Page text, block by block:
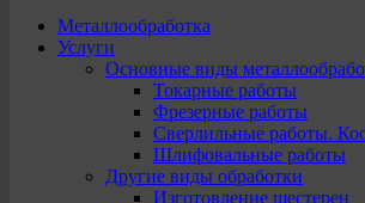
Металлообработка
Услуги
Основные виды
Токарные работы
Фрезерные работы
Сверлильные работы.
Шлифовальные работы
Другие виды обработки
Изготовление шестерен